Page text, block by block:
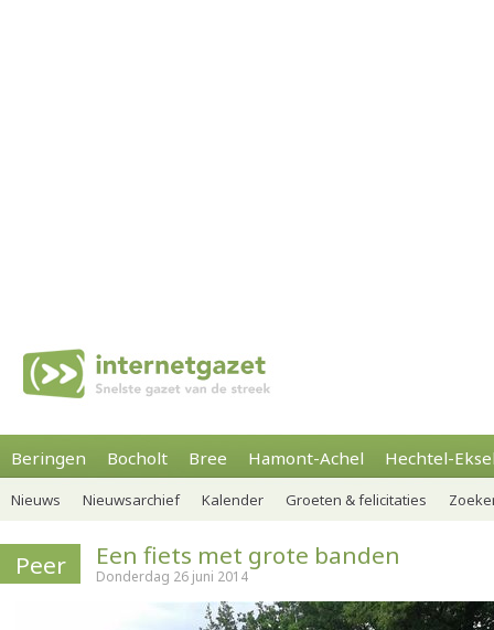
Beringen Bocholt Bree Hamont-Achel Hechtel-
Nieuws Nieuwsarchief Kalender Groeten & felicitaties
Peer Een fiets met grote banden
Donderdag 26 juni 2014